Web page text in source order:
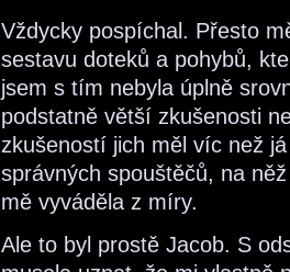
Vždycky pospíchal. Přesto
sestavu doteků a pohybů,
jsem s tím nebyla úplně
podstatně větší zkušenosti
zkušeností jich měl víc než
správných spouštěčů, na
mě vyváděla z míry.
Ale to byl prostě Jacob. S